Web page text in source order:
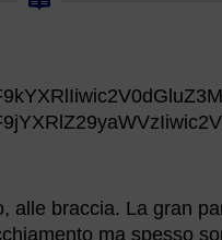
alle braccia. La gran
ma spesso